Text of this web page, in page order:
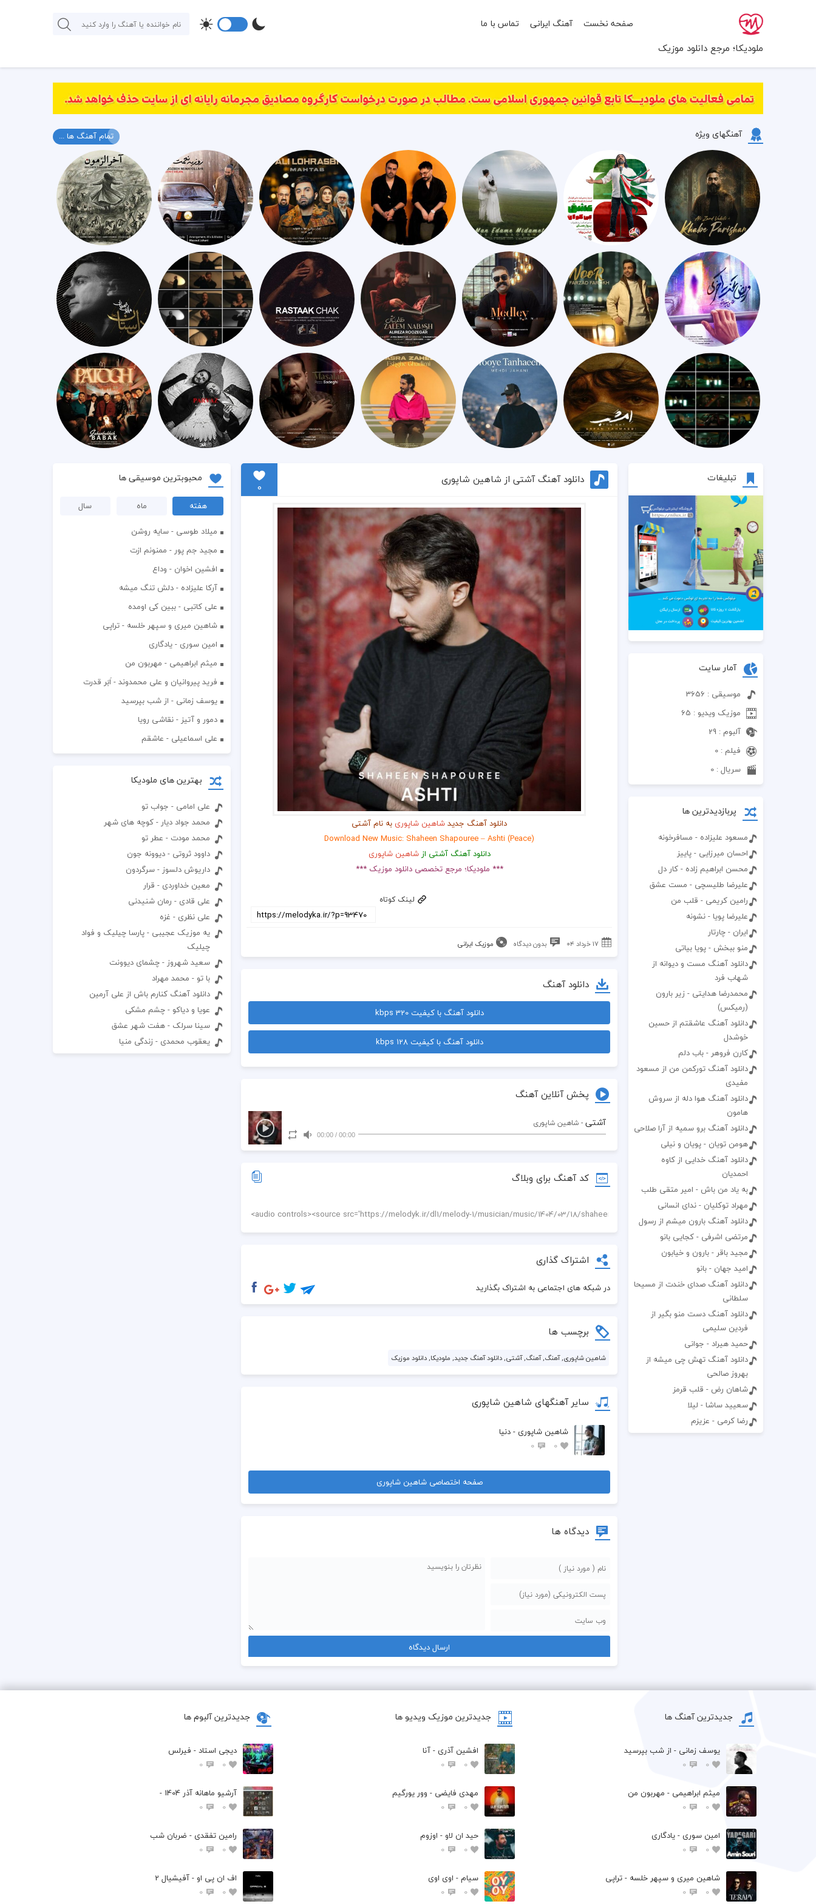
ملودیکا؛ مرجع دانلود موزیک
صفحه نخست آهنگ ایرانی تماس با ما
آهنگهای ویژه تمام آهنگ ها ...
تبلیغات
آمار سایت
موسیقی : 3656
موزیک ویدیو : 65
آلبوم : 29
فیلم : 0
سریال : 0
پربازدیدترین ها
مسعود علیزاده - مسافرخونه
احسان میرزایی - پاییز
محسن ابراهیم زاده - کار دل
علیرضا طلیسچی - مست عشق
رامین کریمی - قلب من
علیرضا پویا - نشونه
ایران - چارتار
منو ببخش - پویا بیاتی
دانلود آهنگ مست و دیوانه از
شهاب فرد
محمدرضا هدایتی - زیر بارون
(رمیکس)
دانلود آهنگ عاشقتم از حسین
خوشدل
کارن فروهر - باب دلم
دانلود آهنگ تورکمن من از مسعود
مفیدی
دانلود آهنگ هوا دله از سروش
هامون
دانلود آهنگ برو سمیه از آرا صلاحی
هومن تویان - پویان و نیلی
دانلود آهنگ خدایی از کاوه
احمدیان
به یاد من باش - امیر متقی طلب
مهراد توکلیان - ندای انسانی
دانلود آهنگ بارون میشم از رسول
مرتضی اشرفی - کجایی بانو
مجید باقر - بارون و خیابون
امید جهان - بانو
دانلود آهنگ صدای خندت از مسیحا
سلطانی
دانلود آهنگ دست منو بگیر از
فردین سلیمی
حمید هیراد - جوانی
دانلود آهنگ تهش چی میشه از
بهروز صالحی
شاهان رض - قلب قرمز
سعیید ساشا - لیلا
رضا کرمی - عزیزم
دانلود آهنگ آشتی از شاهین شاپوری
0
دانلود آهنگ جدیدشاهین شاپوری به نام آشتی
Download New Music: Shaheen Shapouree – Ashti (peace)
دانلود آهنگ آشتی ازشاهین شاپوری
*** ملودیکا؛ مرجع تخصصی دانلود موزیک ***
لینک کوتاه
۱۷ خرداد ۰۴ بدون دیدگاه موزیک ایرانی
دانلود آهنگ
دانلود آهنگ با کیفیت 320 kbps
دانلود آهنگ با کیفیت 128 kbps
پخش آنلاین آهنگ
آشتی - شاهین شاپوری
00:00
/
00:00
کد آهنگ برای وبلاگ
اشتراک گذاری
در شبکه های اجتماعی به اشتراک بگذارید
برچسب ها
شاهین شاپوری, آهنگ, آهنگ, آشتی, دانلود آهنگ جدید, ملودیکا, دانلود موزیک
سایر آهنگهای شاهین شاپوری
شاهین شاپوری - دنیا
0
0
صفحه اختصاصی شاهین شاپوری
دیدگاه ها
محبوبترین موسیقی ها
هفته ماه
سال
میلاد طوسی - سایه روشن
مجید جم پور - ممنونم ازت
افشين اخوان - وداع
آرکا علیزاده - دلش تنگ میشه
علی کاتبی - ببین کی اومده
شاهین میری و سپهر خلسه - تراپی
امین سوری - یادگاری
میثم ابراهیمی - مهربون من
فرید پیروانیان و علی محمدوند - اَبَر قدرت
یوسف زمانی - از شب بپرسید
دمور و آتیز - نقاشی رویا
علی اسماعیلی - عاشقم
بهترین های ملودیکا
علی امامی - جواب تو
محمد جواد دیار - کوچه های شهر
محمد مودت - عطر تو
داوود ثروتی - دیوونه جون
داریوش دلسوز - سرگردون
معین خداوردی - قرار
علی قادی - رمان شنیدنی
علی نظری - غزه
یه موزیک عجیبی - پارسا چیلیک و فواد
چیلیک
سعید شهروز - چشمای دیوونت
با تو - محمد مهراد
دانلود آهنگ کنارم باش از علی آرمین
عویا و دیاکو - چشم مشکی
سینا سرلک - هفت شهر عشق
یعقوب محمدی - زندگی منیا
جدیدترین آهنگ ها
یوسف زمانی - از شب بپرسید
0
0
میثم ابراهیمی - مهربون من
0
0
امین سوری - یادگاری
0
0
شاهین میری و سپهر خلسه - تراپی
0
0
جدیدترین موزیک ویدیو ها
افشین آذری - آنا
0
0
مهدی فایضی - وور یورگیم
0
0
حید ان لاو - اوزوم
0
0
سیام - اوی اوی
0
0
جدیدترین آلبوم ها
دیجی استاد - فیرلس
0
0
آرشیو ماهانه آذر 1404 -
0
0
رامین تفقدی - ضربان شب
0
0
اف ان پی او - آفیشیال 2
0
0